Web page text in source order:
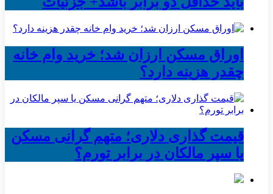
اوراق مسکن ارزان شد؛ خرید وام خانه
چقدر هزینه دارد؟
قیمت گذاری دلاری؛ متهم گرانی مسکن
یا سپر مالکان در برابر تورم؟